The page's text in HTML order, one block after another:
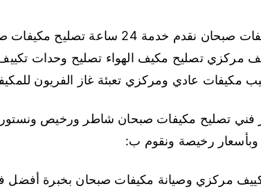
تصليح مكيفات صبحان نقدم خدمة
مركزي تصليح مكيف الهواء تصليح وحدات
مكيفات عادي ومركزي تعبئة غاز الفريون
فني تصليح مكيفات صبحان شاطر ورخيص ونستورد
وبأسعار رخيصة ونقوم ب:
مركزي وصيانة مكيفات صبحان بخبرة